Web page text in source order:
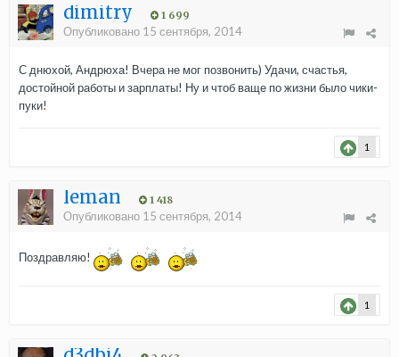
dimitry 1 699
Опубликовано 15 сентября, 2014
С днюхой, Андрюха! Вчера не мог позвонить) Удачи, счастья,
достойной работы и зарплаты! Ну и чтоб ваще по жизни было чики-
пуки!
1
leman 1 418
Опубликовано 15 сентября, 2014
Поздравляю!
1